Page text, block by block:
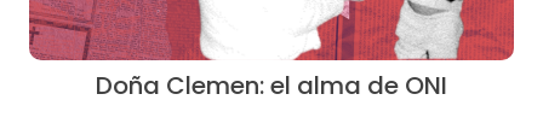
Doña Clemen: el alma de ONI